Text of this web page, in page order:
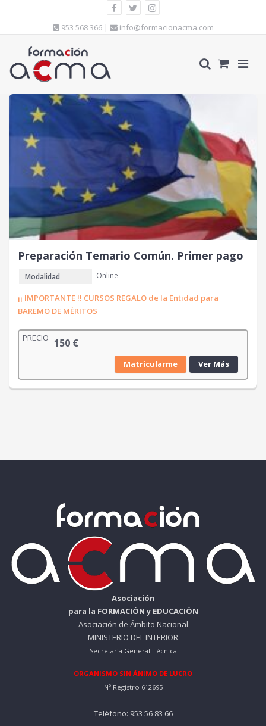
953 568 366 | info@formacionacma.com
Preparación Temario Común. Primer pago
Modalidad Online
¡¡ IMPORTANTE !! CURSOS REGALO de la Entidad para
BAREMO DE MÉRITOS
PRECIO 150 €
Matricularme Ver Más
Asociación
para la FORMACIÓN y EDUCACIÓN
Asociación de Ámbito Nacional
MINISTERIO DEL INTERIOR
Secretaría General Técnica
ORGANISMO SIN ÁNIMO DE LUCRO
Nº Registro 612695
Teléfono: 953 56 83 66